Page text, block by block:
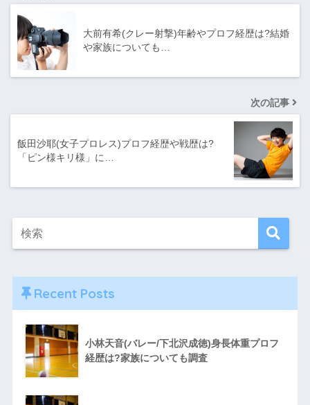
大前有希(クレー射撃)年齢やプロフ経歴は?結婚
や家族についても…
次の記事
飯田沙耶(女子プロレス)プロフ経歴や戦歴は?
「ピン様キリ様」に…
Recent Posts
小林天音(バレー/下北沢成徳)身長体重プロフ
経歴は?家族についても調査